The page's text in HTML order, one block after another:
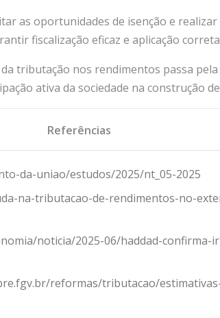
as oportunidades de isenção e
fiscalização eficaz e aplicação
tributação nos rendimentos passa
ativa da sociedade na construção
Referências
da-uniao/estudos/2025/nt_05-2025
na-tributacao-de-rendimentos-no-
noticia/2025-06/haddad-confirma-
reformas/tributacao/